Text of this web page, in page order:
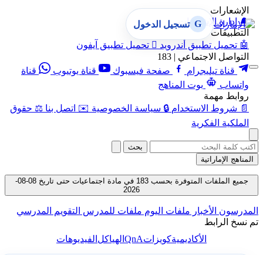
الإشعارات
🔔 إدارة الإشعارات
التطبيقات
🤖 تحميل تطبيق أندرويد  تحميل تطبيق آيفون
التواصل الاجتماعي | 183
قناة تيليجرام
صفحة فيسبوك قناة يوتيوب
قناة
واتساب
بوت المناهج
روابط مهمة
📄 شروط الاستخدام 🔒 سياسة الخصوصية ✉️ اتصل بنا ⚖️ حقوق
الملكية الفكرية
G تسجيل الدخول
بحث
المناهج الإماراتية
جميع الملفات المتوفرة بحسب 183 في مادة اجتماعيات حتى تاريخ 08-08-
2026
المدرسون الأخبار ملفات اليوم ملفات للمدرس التقويم المدرسي
تم نسخ الرابط
الأكاديميةكويزاتQnAالهياكلالفيديوهات